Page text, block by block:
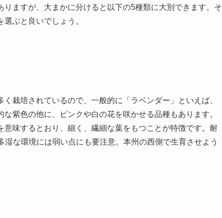
ますが、大まかに分けると以下の5種類に大別できます。そ
ぶと良いでしょう。
栽培されているので、一般的に「ラベンダー」といえば、
紫色の他に、ピンクや白の花を咲かせる品種もあります。
味するとおり、細く、繊細な葉をもつことが特徴です。耐
な環境には弱い点にも要注意。本州の西側で生育させよう